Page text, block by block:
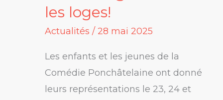
les loges!
Actualités / 28 mai 2025
Les enfants et les jeunes de la
Comédie Ponchâtelaine ont donné
leurs représentations le 23, 24 et
des
enfants
d’argent